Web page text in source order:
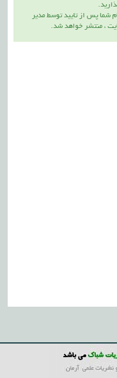
شما پس از تاييد توسط مدير
، منتشر خواهد شد.